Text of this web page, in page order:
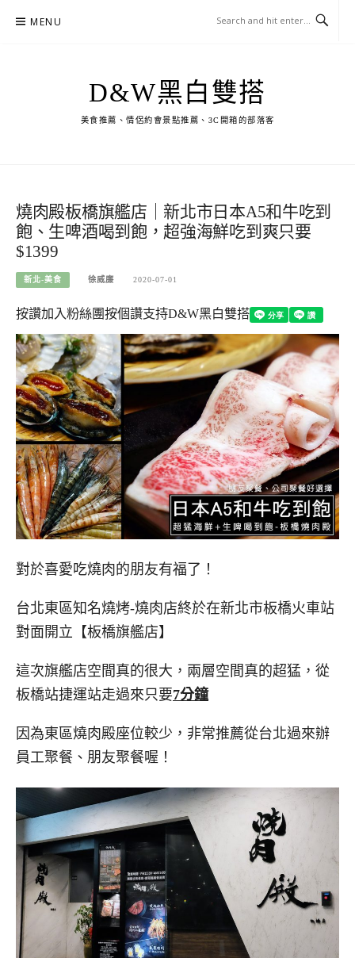
MENU
D&W黑白雙搭
美食推薦、情侶約會景點推薦、3C開箱的部落客
燒肉殿板橋旗艦店｜新北市日本A5和牛吃到
飽、生啤酒喝到飽，超強海鮮吃到爽只要
$1399
新北-美食 徐威廉 2020-07-01
按讚加入粉絲團按個讚支持D&W黑白雙搭
對於喜愛吃燒肉的朋友有福了！
台北東區知名燒烤-燒肉店終於在新北市板橋火車站
對面開立【板橋旗艦店】
這次旗艦店空間真的很大，兩層空間真的超猛，從
板橋站捷運站走過來只要7分鐘
因為東區燒肉殿座位較少，非常推薦從台北過來辦
員工聚餐、朋友聚餐喔！